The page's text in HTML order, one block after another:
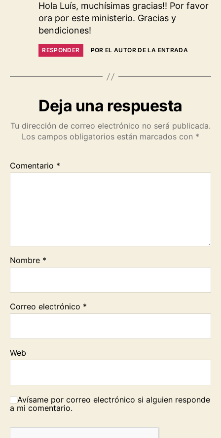
Hola Luís, muchísimas gracias!! Por favor
ora por este ministerio. Gracias y
bendiciones!
RESPONDER POR EL AUTOR DE LA ENTRADA
Deja una respuesta
Tu dirección de correo electrónico no será publicada.
Los campos obligatorios están marcados con *
Comentario *
Nombre *
Correo electrónico *
Web
Avísame por correo electrónico si alguien responde
a mi comentario.